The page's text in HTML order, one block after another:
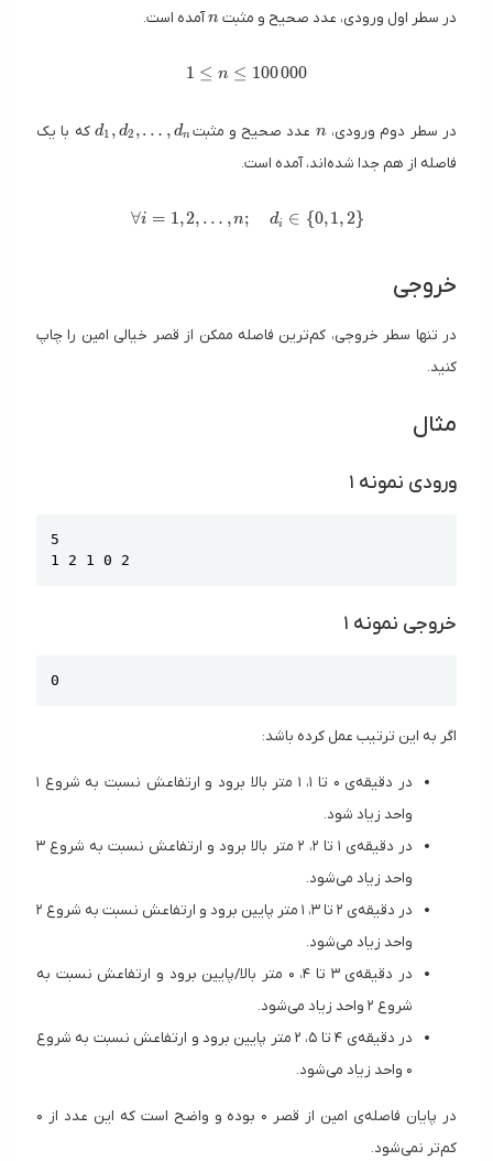
در سطر اول ورودی، عدد صحیح و مثبت
n
nآمده است.
1 \leq n \leq 100 \, 000
1 ≤ n ≤ 100000
در سطر دوم ورودی، n عدد صحیح و مثبت
d_1, d_2, \dots, d_n\,
d1 , d2 ,… , dn
که با یک
فاصله از هم جدا شده‌اند، آمده است.
\forall i = 1, 2, \dots, n; \quad d_i \in \{0, 1,
∀i = 1,2, … ,n; di ∈ {0,1,2}
خروجی
در تنها سطر خروجی، کم‌ترین فاصله ممکن از قصر خیالی امین را چاپ
کنید.
مثال
ورودی نمونه ۱
5
1 2 1 0 2
خروجی نمونه ۱
0
اگر به این ترتیب عمل کرده باشد:
در دقیقه‌ی ۰ تا ۱، ۱ متر بالا برود و ارتفاعش نسبت به شروع ۱
واحد زیاد شود.
در دقیقه‌ی ۱ تا ۲، ۲ متر بالا برود و ارتفاعش نسبت به شروع ۳
واحد زیاد می‌شود.
در دقیقه‌ی ۲ تا ۳، ۱ متر پایین برود و ارتفاعش نسبت به شروع ۲
واحد زیاد می‌شود.
در دقیقه‌ی ۳ تا ۴، ۰ متر بالا/پایین برود و ارتفاعش نسبت به
شروع ۲ واحد زیاد می‌شود.
در دقیقه‌ی ۴ تا ۵، ۲ متر پایین برود و ارتفاعش نسبت به شروع
۰ واحد زیاد می‌شود.
در پایان فاصله‌ی امین از قصر ۰ بوده و واضح است که این عدد از ۰
کم‌تر نمی‌شود.